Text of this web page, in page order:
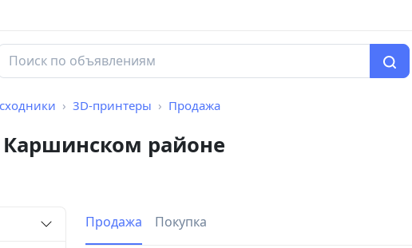
3D-принтеры Продажа
районе
Продажа Покупка